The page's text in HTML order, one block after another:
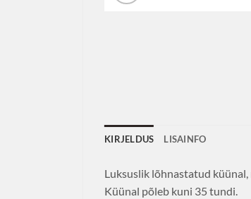
KIRJELDUS LISAINFO
Luksuslik lõhnastatud
Küünal põleb kuni 35 tundi.